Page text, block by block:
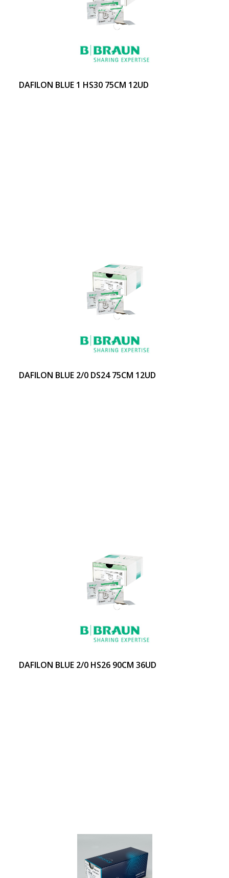
DAFILON BLUE 1 HS30 75CM 12UD
DAFILON BLUE 2/0 DS24 75CM 12UD
DAFILON BLUE 2/0 HS26 90CM 36UD